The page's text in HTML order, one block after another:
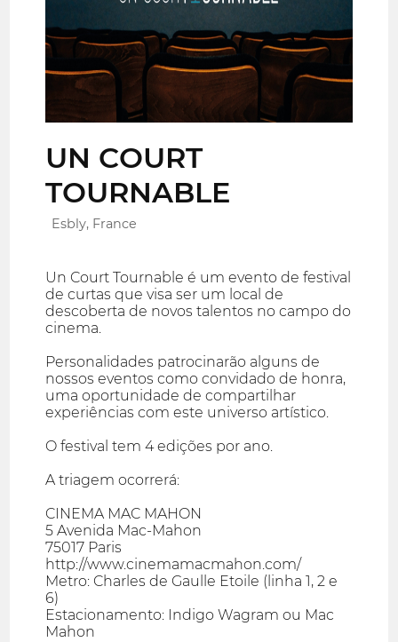
UN COURT
TOURNABLE
Esbly, France
Un Court Tournable é um evento de festival
de curtas que visa ser um local de
descoberta de novos talentos no campo do
cinema.
Personalidades patrocinarão alguns de
nossos eventos como convidado de honra,
uma oportunidade de compartilhar
experiências com este universo artístico.
O festival tem 4 edições por ano.
A triagem ocorrerá:
CINEMA MAC MAHON
5 Avenida Mac-Mahon
75017 Paris
http://www.cinemamacmahon.com/
Metro: Charles de Gaulle Etoile (linha 1, 2 e
6)
Estacionamento: Indigo Wagram ou Mac
Mahon